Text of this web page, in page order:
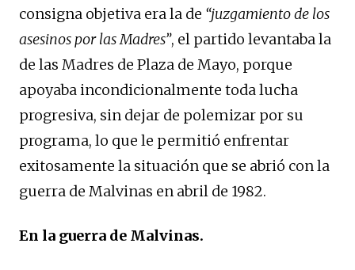
consigna objetiva era la de “juzgamiento de los
asesinos por las Madres”, el partido levantaba la
de las Madres de Plaza de Mayo, porque
apoyaba incondicionalmente toda lucha
progresiva, sin dejar de polemizar por su
programa, lo que le permitió enfrentar
exitosamente la situación que se abrió con la
guerra de Malvinas en abril de 1982.
En la guerra de Malvinas.